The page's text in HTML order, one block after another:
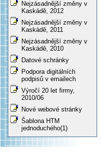
Nejzásadnější změny v
Kaskádě, 2012
Nejzásadnější změny v
Kaskádě, 2011
Nejzásadnější změny v
Kaskádě, 2010
Datové schránky
Podpora digitálních
podpisů v emailech
Výročí 20 let firmy,
2010/06
Nové webové stránky
Šablona HTM
jednoduchého(1)